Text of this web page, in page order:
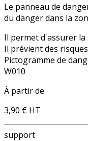
Le panneau de
du danger dans la
Il permet d'assurer la
Il prévient des
Pictogramme de
W010
À partir de
3,90 € HT
support